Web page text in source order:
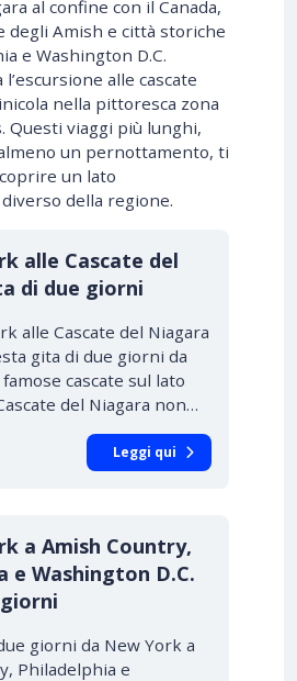
al confine con il Canada,
degli Amish e città storiche
e Washington D.C.
alle cascate
nella pittoresca zona
Questi viaggi più lunghi,
un pernottamento, ti
un lato
della regione.
alle Cascate del
di due giorni
alle Cascate del Niagara
gita di due giorni da
cascate sul lato
del Niagara non…
Leggi qui
a Amish Country,
e Washington D.C.
giorni da New York a
Philadelphia e